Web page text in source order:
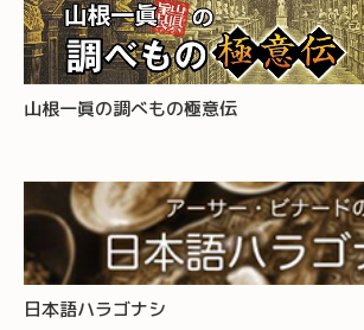
山根一眞の調べもの極意伝
日本語ハラゴナシ